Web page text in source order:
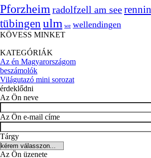
Pforzheim radolfzell am see
tübingen ulm we wellendingen
KÖVESS MINKET
KATEGÓRIÁK
Az én Magyarországom
beszámolók
Világutazó mini sorozat
érdeklődni
Az Ön neve
Az Ön e-mail címe
Tárgy
Az Ön üzenete